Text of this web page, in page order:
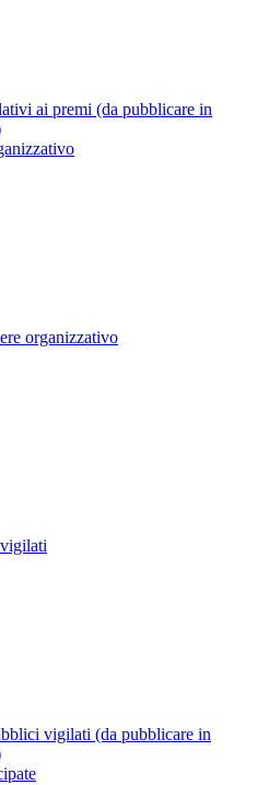
ai premi (da pubblicare in
organizzativo
vigilati (da pubblicare in